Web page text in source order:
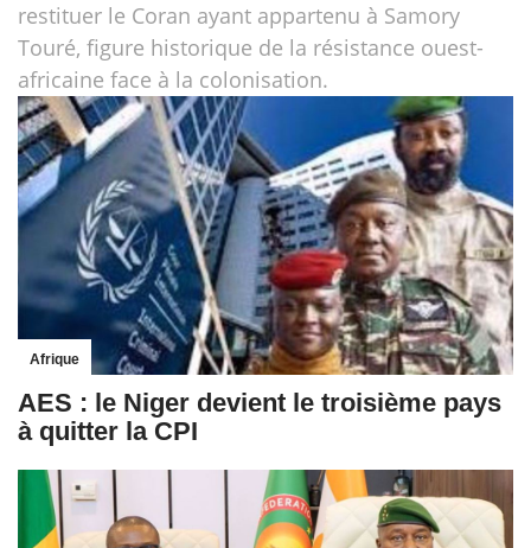
restituer le Coran ayant appartenu à Samory
Touré, figure historique de la résistance ouest-
africaine face à la colonisation.
Afrique
AES : le Niger devient le troisième pays
à quitter la CPI